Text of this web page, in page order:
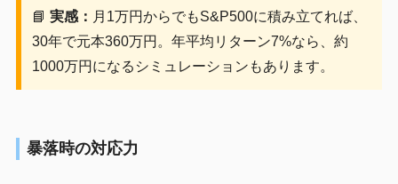
📘 実感： 月1万円からでもS&P500に積み立てれば、
30年で元本360万円。年平均リターン7%なら、約
1000万円になるシミュレーションもあります。
暴落時の対応力